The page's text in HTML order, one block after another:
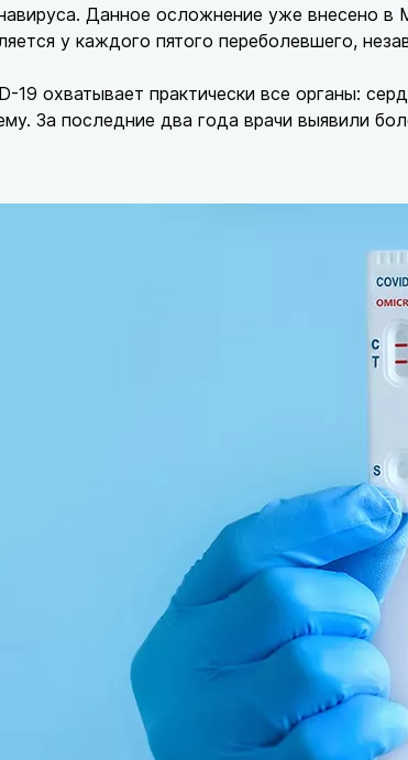
Данное осложнение уже внесено
у каждого пятого переболевшего,
19 охватывает практически все органы:
За последние два года врачи выявили